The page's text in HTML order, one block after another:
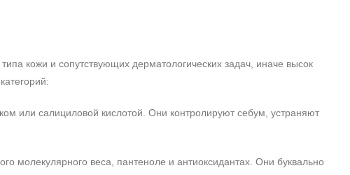
кожи и сопутствующих дерматологических задач, иначе высок
или салициловой кислотой. Они контролируют себум, устраняют
молекулярного веса, пантеноле и антиоксидантах. Они буквально